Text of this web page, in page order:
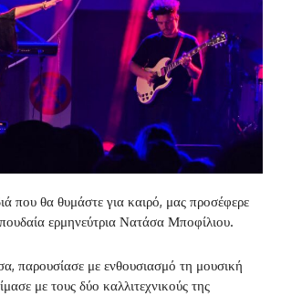
που θα θυμάστε για καιρό, μας προσέφερε
ερμηνεύτρια Νατάσα Μποφίλιου.
παρουσίασε με ενθουσιασμό τη μουσική
με τους δύο καλλιτεχνικούς της